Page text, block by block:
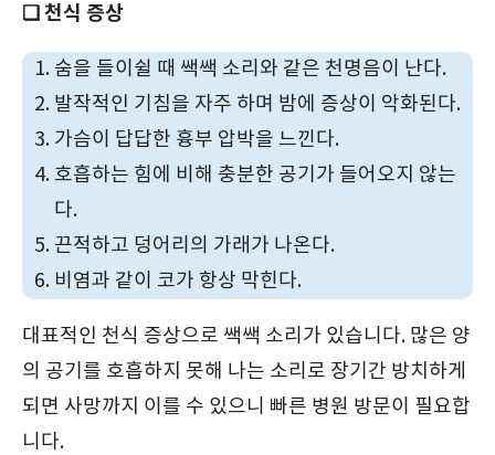
❏ 천식 증상
숨을 들이쉴 때 쌕쌕 소리와 같은 천명음이 난다.
발작적인 기침을 자주 하며 밤에 증상이 악화된다.
가슴이 답답한 흉부 압박을 느낀다.
호흡하는 힘에 비해 충분한 공기가 들어오지 않는
다.
끈적하고 덩어리의 가래가 나온다.
비염과 같이 코가 항상 막힌다.
대표적인 천식 증상으로 쌕쌕 소리가 있습니다. 많은 양
의 공기를 호흡하지 못해 나는 소리로 장기간 방치하게
되면 사망까지 이를 수 있으니 빠른 병원 방문이 필요합
니다.